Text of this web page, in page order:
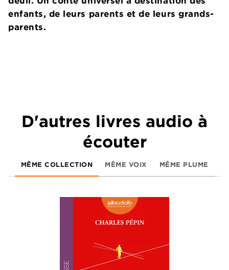
enfants, de leurs parents et de leurs grands-
parents.
D'autres livres audio à
écouter
MÊME COLLECTION MÊME VOIX MÊME PLUME